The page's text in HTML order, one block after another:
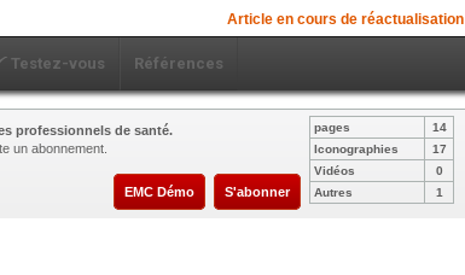
Article en cours de réactualisation
Testez-vous Références
professionnels de santé.
un abonnement.
EMC Démo S'abonner
pages
14
Iconographies
17
Vidéos
0
Autres
1